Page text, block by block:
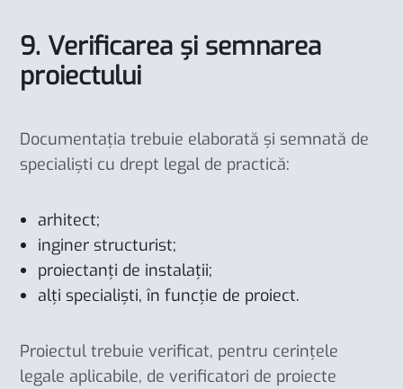
9. Verificarea și semnarea
proiectului
Documentația trebuie elaborată și semnată de
specialiști cu drept legal de practică:
arhitect;
inginer structurist;
proiectanți de instalații;
alți specialiști, în funcție de proiect.
Proiectul trebuie verificat, pentru cerințele
legale aplicabile, de verificatori de proiecte